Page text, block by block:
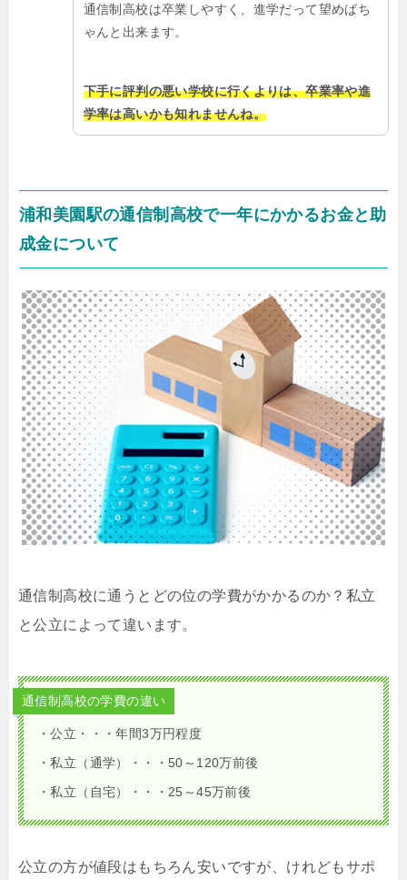
通信制高校は卒業しやすく、進学だって望めばち
ゃんと出来ます。
下手に評判の悪い学校に行くよりは、卒業率や進
学率は高いかも知れませんね。
浦和美園駅の通信制高校で一年にかかるお金と助
成金について
通信制高校に通うとどの位の学費がかかるのか？私立
と公立によって違います。
通信制高校の学費の違い
・公立・・・年間3万円程度
・私立（通学）・・・50～120万前後
・私立（自宅）・・・25～45万前後
公立の方が値段はもちろん安いですが、けれどもサポ